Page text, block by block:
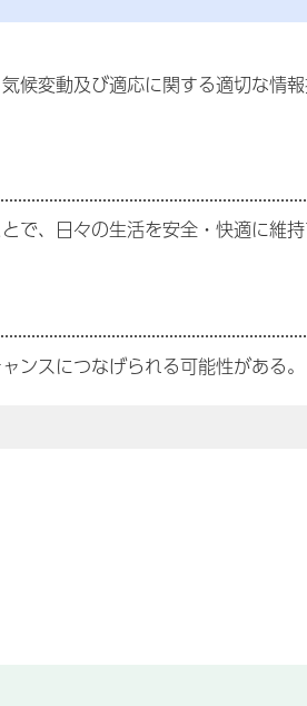
変動及び適応に関する適切な情報
で、日々の生活を安全・快適に維
ンスにつなげられる可能性がある。